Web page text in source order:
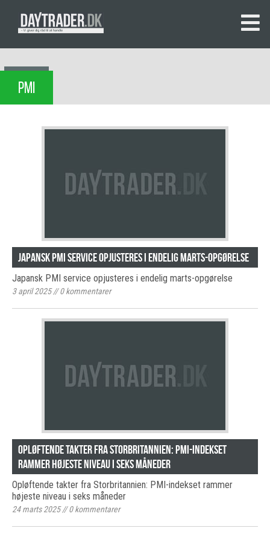
PMI
Japansk PMI service opjusteres i endelig marts-opgørelse
Japansk PMI service opjusteres i endelig marts-opgørelse
3 april 2025//0kommentarer
Opløftende takter fra Storbritannien: PMI-indekset
rammer højeste niveau i seks måneder
Opløftende takter fra Storbritannien: PMI-indekset rammer
højeste niveau i seks måneder
24 marts 2025//0kommentarer